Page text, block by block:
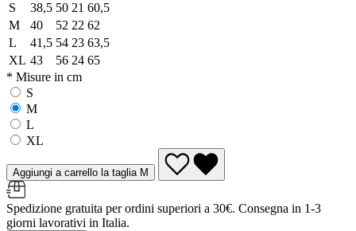
S
38,5 50 21 60,5
M
40 52 22 62
L
41,5 54 23 63,5
XL 43 56 24 65
* Misure in cm
S
M
L
XL
Aggiungi a carrello la taglia M
Spedizione gratuita per ordini superiori a 30€. Consegna in 1-3
giorni lavorativi in Italia.